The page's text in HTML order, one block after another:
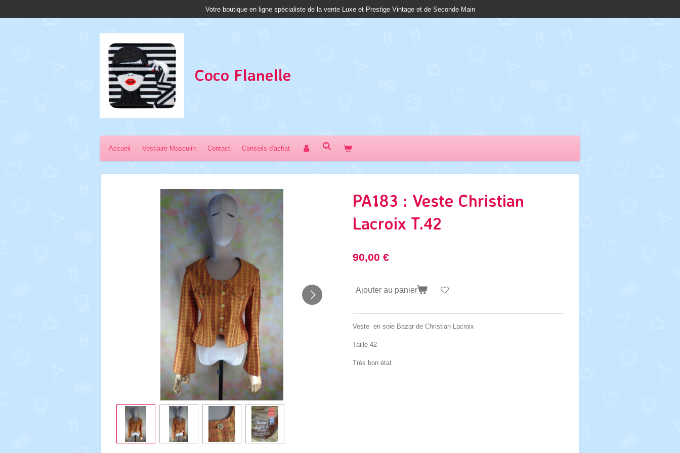
Votre boutique en ligne spécialiste de la vente Luxe et Prestige Vintage et de Seconde Main
Coco Flanelle
Accueil Vestiaire Masculin Contact Conseils d'achat
PA183 : Veste Christian
Lacroix T.42
90,00 €
Ajouter au panier
Veste en soie Bazar de Christian Lacroix
Taille 42
Très bon état